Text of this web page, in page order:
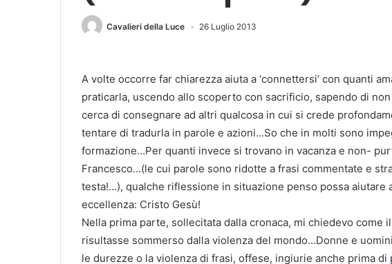
Cavalieri della Luce 26 Luglio 2013
A volte occorre far chiarezza aiuta a ‘connettersi’ con quanti
praticarla, uscendo allo scoperto con sacrificio, sapendo di
cerca di consegnare ad altri qualcosa in cui si crede
tentare di tradurla in parole e azioni…So che in molti sono
formazione…Per quanti invece si trovano in vacanza e non-
Francesco…(le cui parole sono ridotte a frasi commentate e
testa!…), qualche riflessione in situazione penso possa aiutare
eccellenza: Cristo Gesù!
Nella prima parte, sollecitata dalla cronaca, mi chiedevo come
risultasse sommerso dalla violenza del mondo…Donne e
le durezze o la violenza di frasi, offese, ingiurie anche prima